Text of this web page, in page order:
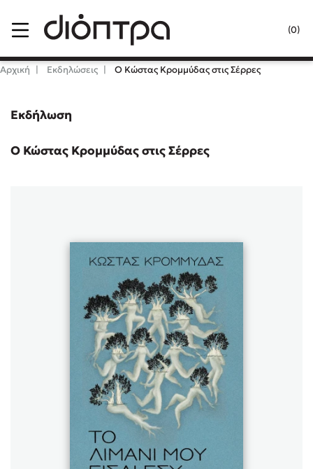
(0)
Κλείσιμο
Δημοφιλή Βιβλία
Lidia Branković
Χάρης Πολίτης
Καθρέφτης
Sebastian Fitzek
Playlist
Αρχική Εκδηλώσεις Ο Κώστας Κρομμύδας στις Σέρρες
Εκδήλωση
Ο Κώστας Κρομμύδας στις Σέρρες